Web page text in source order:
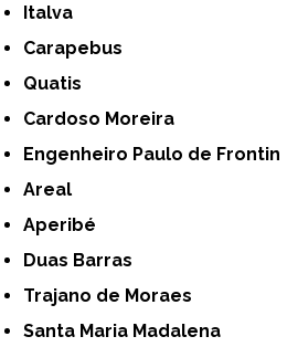
Italva
Carapebus
Quatis
Cardoso Moreira
Engenheiro Paulo de Frontin
Areal
Aperibé
Duas Barras
Trajano de Moraes
Santa Maria Madalena